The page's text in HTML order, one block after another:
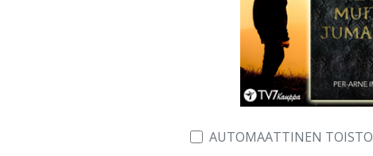
AUTOMAATTINEN TOISTO